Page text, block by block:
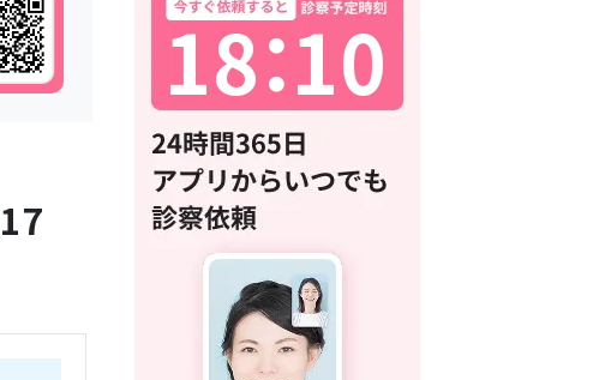
17
18：
10